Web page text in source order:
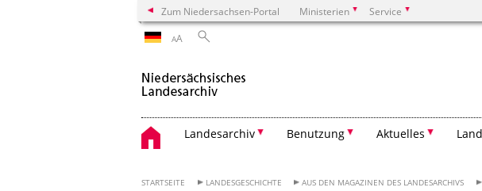
Zum Niedersachsen-Portal Ministerien Service
AA
Landesarchiv Benutzung Aktuelles
STARTSEITE LANDESGESCHICHTE AUS DEN MAGAZINEN DES LANDESARCHIVS